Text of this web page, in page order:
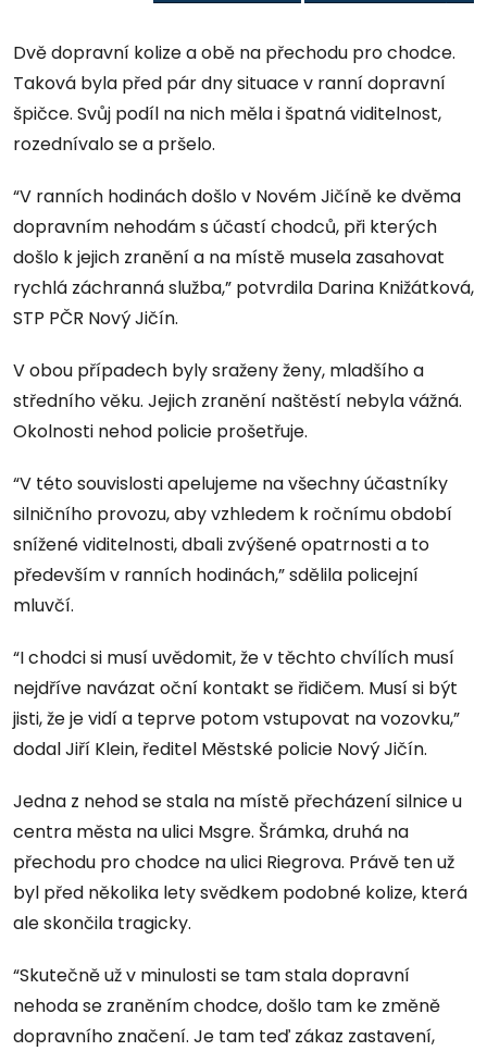
Dvě dopravní kolize a obě na přechodu pro chodce.
Taková byla před pár dny situace v ranní dopravní
špičce. Svůj podíl na nich měla i špatná viditelnost,
rozednívalo se a pršelo.
“V ranních hodinách došlo v Novém Jičíně ke dvěma
dopravním nehodám s účastí chodců, při kterých
došlo k jejich zranění a na místě musela zasahovat
rychlá záchranná služba,” potvrdila Darina Knižátková,
STP PČR Nový Jičín.
V obou případech byly sraženy ženy, mladšího a
středního věku. Jejich zranění naštěstí nebyla vážná.
Okolnosti nehod policie prošetřuje.
“V této souvislosti apelujeme na všechny účastníky
silničního provozu, aby vzhledem k ročnímu období
snížené viditelnosti, dbali zvýšené opatrnosti a to
především v ranních hodinách,” sdělila policejní
mluvčí.
“I chodci si musí uvědomit, že v těchto chvílích musí
nejdříve navázat oční kontakt se řidičem. Musí si být
jisti, že je vidí a teprve potom vstupovat na vozovku,”
dodal Jiří Klein, ředitel Městské policie Nový Jičín.
Jedna z nehod se stala na místě přecházení silnice u
centra města na ulici Msgre. Šrámka, druhá na
přechodu pro chodce na ulici Riegrova. Právě ten už
byl před několika lety svědkem podobné kolize, která
ale skončila tragicky.
“Skutečně už v minulosti se tam stala dopravní
nehoda se zraněním chodce, došlo tam ke změně
dopravního značení. Je tam teď zákaz zastavení,